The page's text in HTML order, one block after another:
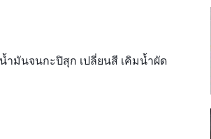
ำมันจนกะปิสุก เปลี่ยนสี เคิมน้ำผัด